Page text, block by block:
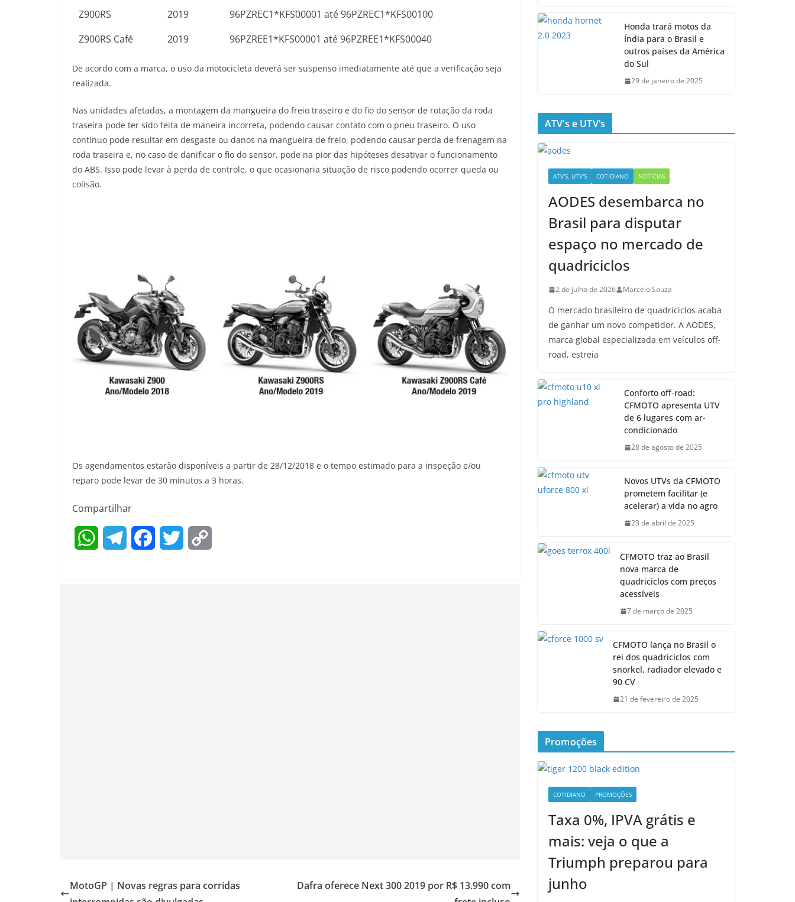
p
Z900RS
2019
96PZREC1*KFS00001 até 96PZREC1*KFS00100
Z900RS Café
2019 96PZREE1*KFS00001 até 96PZREE1*KFS00040
De acordo com a marca, o uso da motocicleta deverá ser suspenso imediatamente até que a verificação seja
realizada.
Nas unidades afetadas, a montagem da mangueira do freio traseiro e do fio do sensor de rotação da roda
traseira pode ter sido feita de maneira incorreta, podendo causar contato com o pneu traseiro. O uso
contínuo pode resultar em desgaste ou danos na mangueira de freio, podendo causar perda de frenagem na
roda traseira e, no caso de danificar o fio do sensor, pode na pior das hipóteses desativar o funcionamento
do ABS. Isso pode levar à perda de controle, o que ocasionaria situação de risco podendo ocorrer queda ou
colisão.
Os agendamentos estarão disponíveis a partir de 28/12/2018 e o tempo estimado para a inspeção e/ou
reparo pode levar de 30 minutos a 3 horas.
Compartilhar
W
MotoGP | Novas regras para corridas
Dafra oferece Next 300 2019 por R$ 13.990 com
Honda trará motos da
Índia para o Brasil e
outros países da América
do Sul
29 de janeiro de 2025
ATV’s e UTV’s
ATV'S, UTV'S COTIDIANO NOTÍCIAS
AODES desembarca no
Brasil para disputar
espaço no mercado de
quadriciclos
2 de julho de 2026 Marcelo Souza
O mercado brasileiro de quadriciclos acaba
de ganhar um novo competidor. A AODES,
marca global especializada em veículos off-
road, estreia
Conforto off-road:
CFMOTO apresenta UTV
de 6 lugares com ar-
condicionado
28 de agosto de 2025
Novos UTVs da CFMOTO
prometem facilitar (e
acelerar) a vida no agro
23 de abril de 2025
CFMOTO traz ao Brasil
nova marca de
quadriciclos com preços
acessíveis
7 de março de 2025
CFMOTO lança no Brasil o
rei dos quadriciclos com
snorkel, radiador elevado e
90 CV
21 de fevereiro de 2025
Promoções
COTIDIANO PROMOÇÕES
Taxa 0%, IPVA grátis e
mais: veja o que a
Triumph preparou para
junho